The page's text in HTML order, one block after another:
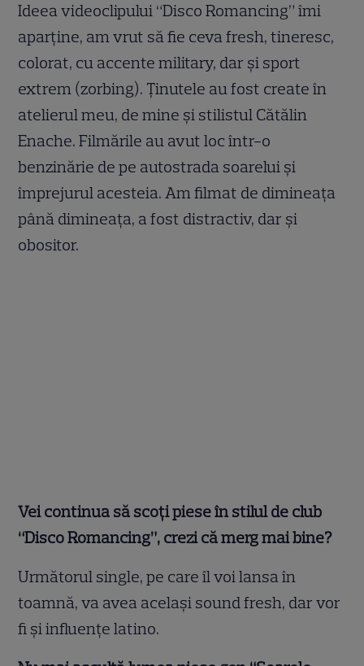
Ideea videoclipului “Disco Romancing” îmi
aparţine, am vrut să fie ceva fresh, tineresc,
colorat, cu accente military, dar şi sport
extrem (zorbing). Ţinutele au fost create în
atelierul meu, de mine şi stilistul Cătălin
Enache. Filmările au avut loc într-o
benzinărie de pe autostrada soarelui şi
împrejurul acesteia. Am filmat de dimineaţa
până dimineaţa, a fost distractiv, dar şi
obositor.
Vei continua să scoţi piese în stilul de club
“Disco Romancing”, crezi că merg mai bine?
Următorul single, pe care îl voi lansa în
toamnă, va avea acelaşi sound fresh, dar vor
fi şi influenţe latino.